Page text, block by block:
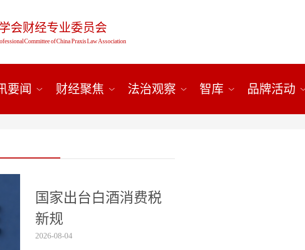
会财经专业委员会
Committee of China Praxis Law Association
要闻 财经聚焦 法治观察 智库 品牌活动
国家出台白酒消费税
新规
2026-08-04